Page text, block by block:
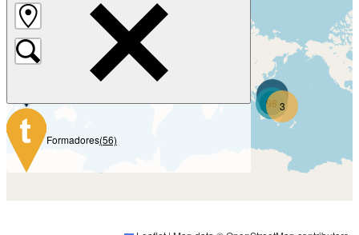
(965)
Formadores(56)
193
98
2
3